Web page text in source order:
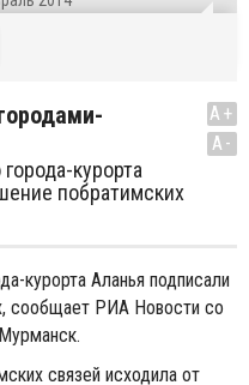
курорта
побратимских
A+
A-
курорта Аланья подписали
сообщает РИА Новости со
связей исходила от